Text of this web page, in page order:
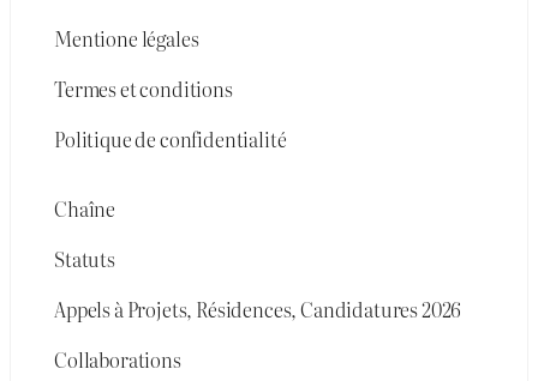
Mentione légales
Termes et conditions
Politique de confidentialité
Chaîne
Statuts
Appels à Projets, Résidences, Candidatures 2026
Collaborations